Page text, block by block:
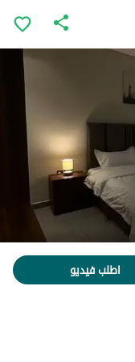
اطلب فيديو